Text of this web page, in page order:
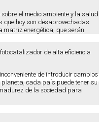
el medio ambiente y la salud
hoy son desaprovechadas.
matriz energética, que serán
de alta eficiencia
de introducir cambios
cada país puede tener su
de la sociedad para